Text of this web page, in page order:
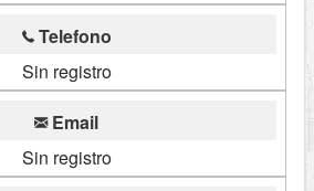
Telefono
Sin registro
Email
Sin registro